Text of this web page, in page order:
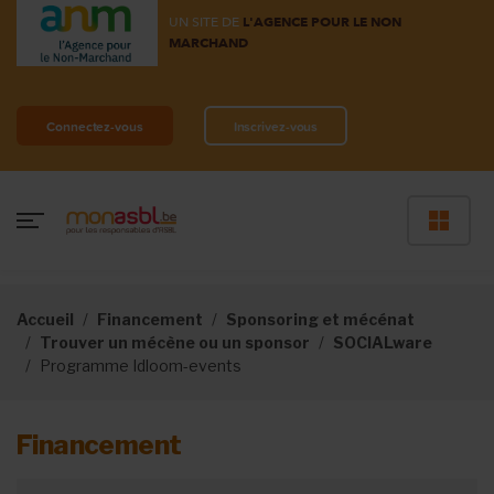
UN SITE DE L'AGENCE POUR LE NON
MARCHAND
Connectez-vous Inscrivez-vous
Accueil Financement
Sponsoring et mécénat
Trouver un mécène ou un sponsor
SOCIALware
Programme Idloom-events
Financement